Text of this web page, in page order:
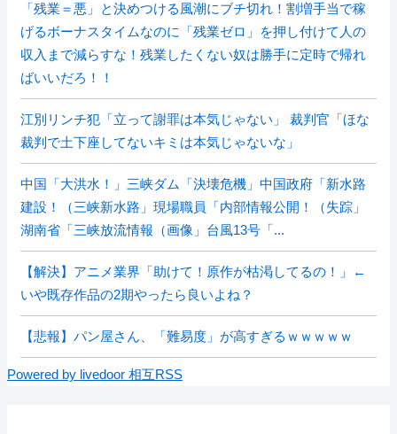
「残業＝悪」と決めつける風潮にブチ切れ！割増手当で稼
げるボーナスタイムなのに「残業ゼロ」を押し付けて人の
収入まで減らすな！残業したくない奴は勝手に定時で帰れ
ばいいだろ！！
江別リンチ犯「立って謝罪は本気じゃない」 裁判官「ほな
裁判で土下座してないキミは本気じゃないな」
中国「大洪水！」三峡ダム「決壊危機」中国政府「新水路
建設！（三峡新水路」現場職員「内部情報公開！（失踪」
湖南省「三峡放流情報（画像」台風13号「...
【解決】アニメ業界「助けて！原作が枯渇してるの！」←
いや既存作品の2期やったら良いよね？
【悲報】パン屋さん、「難易度」が高すぎるｗｗｗｗｗ
Powered by livedoor 相互RSS